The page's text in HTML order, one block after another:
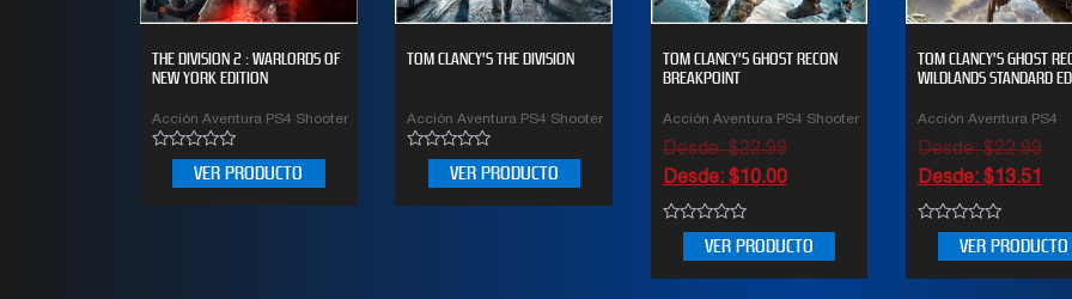
THE DIVISION 2 : WARLORDS OF
NEW YORK EDITION
Acción Aventura PS4 Shooter
VER PRODUCTO
TOM CLANCY’S THE DIVISION
Acción Aventura PS4 Shooter
5
VER PRODUCTO
TOM CLANCY’S GHOST RECON
BREAKPOINT
Acción Aventura PS4 Shooter
Desde:$22.99
Desde: $10.00
5
VER PRODUCTO
TOM CLANCY’S GHOST
WILDLANDS STANDARD
Acción Aventura PS4
Desde:$22.99
Desde: $13.51
5
VER PRODUCTO
5 out of 5
Buen juego para relajarse
moviendo el esqueleto!!
Alberto
STANDARD
5out of 5
5
Vanina